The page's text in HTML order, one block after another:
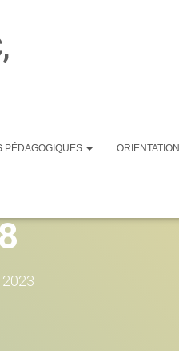
PÉDAGOGIQUES ORIENTATION